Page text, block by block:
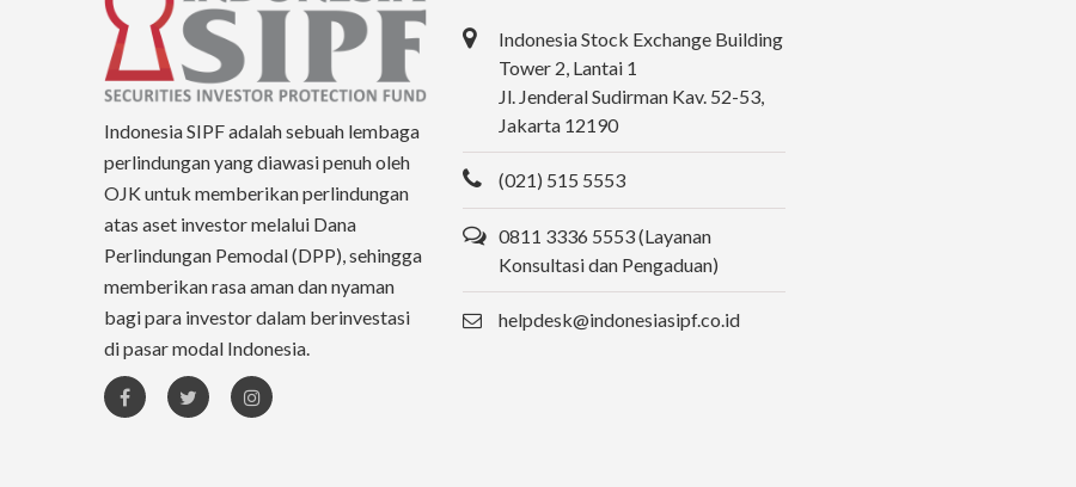
Indonesia SIPF adalah sebuah lembaga
perlindungan yang diawasi penuh oleh
OJK untuk memberikan perlindungan
atas aset investor melalui Dana
Perlindungan Pemodal (DPP), sehingga
memberikan rasa aman dan nyaman
bagi para investor dalam berinvestasi
di pasar modal Indonesia.
Indonesia Stock Exchange Building
Tower 2, Lantai 1
Jl. Jenderal Sudirman Kav. 52-53,
Jakarta 12190
(021) 515 5553
0811 3336 5553 (Layanan
Konsultasi dan Pengaduan)
helpdesk@indonesiasipf.co.id